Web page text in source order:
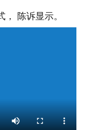
比特派网站
， 陈诉显示。